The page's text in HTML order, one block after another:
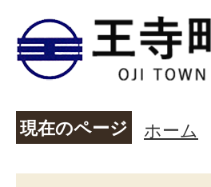
現在のページ ホーム